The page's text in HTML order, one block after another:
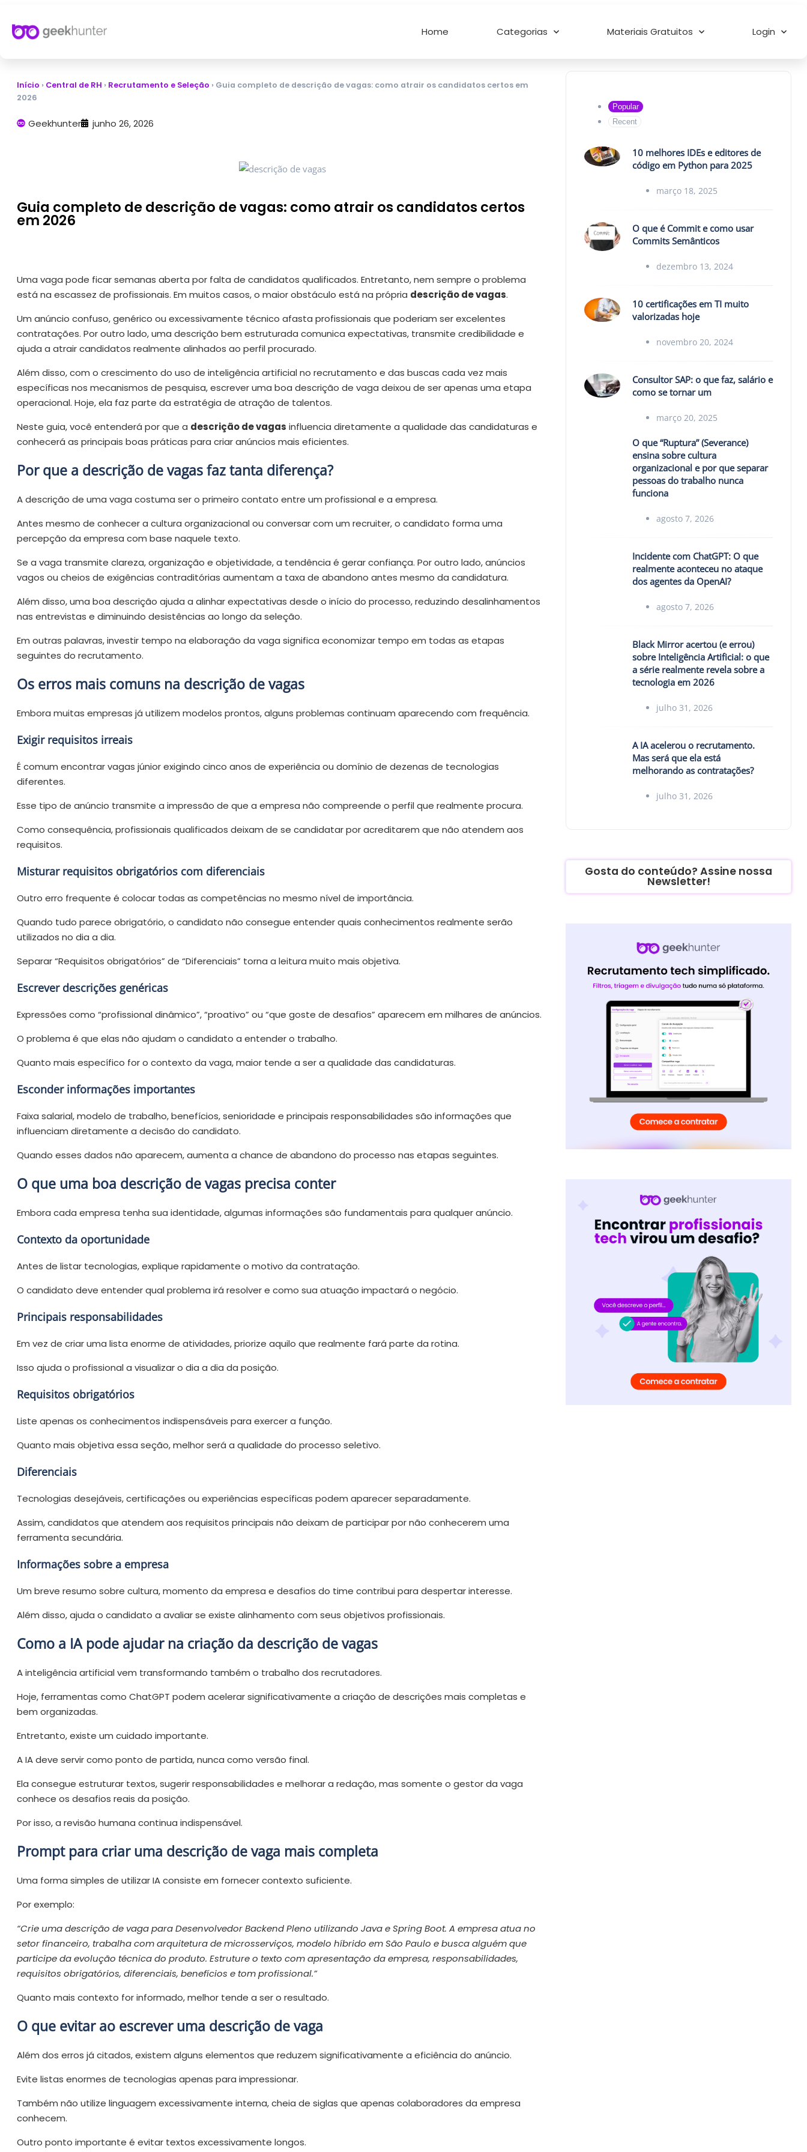
Home Categorias Materiais Gratuitos Login
Início › Central de RH › Recrutamento e Seleção › Guia completo de descrição de vagas: como atrair os candidatos certos em
2026
Geekhunter junho 26, 2026
Guia completo de descrição de vagas: como atrair os candidatos certos
em 2026
Uma vaga pode ficar semanas aberta por falta de candidatos qualificados. Entretanto, nem sempre o problema
está na escassez de profissionais. Em muitos casos, o maior obstáculo está na própria descrição de vagas.
Um anúncio confuso, genérico ou excessivamente técnico afasta profissionais que poderiam ser excelentes
contratações. Por outro lado, uma descrição bem estruturada comunica expectativas, transmite credibilidade e
ajuda a atrair candidatos realmente alinhados ao perfil procurado.
Além disso, com o crescimento do uso de inteligência artificial no recrutamento e das buscas cada vez mais
específicas nos mecanismos de pesquisa, escrever uma boa descrição de vaga deixou de ser apenas uma etapa
operacional. Hoje, ela faz parte da estratégia de atração de talentos.
Neste guia, você entenderá por que a descrição de vagas influencia diretamente a qualidade das candidaturas e
conhecerá as principais boas práticas para criar anúncios mais eficientes.
Por que a descrição de vagas faz tanta diferença?
A descrição de uma vaga costuma ser o primeiro contato entre um profissional e a empresa.
Antes mesmo de conhecer a cultura organizacional ou conversar com um recruiter, o candidato forma uma
percepção da empresa com base naquele texto.
Se a vaga transmite clareza, organização e objetividade, a tendência é gerar confiança. Por outro lado, anúncios
vagos ou cheios de exigências contraditórias aumentam a taxa de abandono antes mesmo da candidatura.
Além disso, uma boa descrição ajuda a alinhar expectativas desde o início do processo, reduzindo desalinhamentos
nas entrevistas e diminuindo desistências ao longo da seleção.
Em outras palavras, investir tempo na elaboração da vaga significa economizar tempo em todas as etapas
seguintes do recrutamento.
Os erros mais comuns na descrição de vagas
Embora muitas empresas já utilizem modelos prontos, alguns problemas continuam aparecendo com frequência.
Exigir requisitos irreais
É comum encontrar vagas júnior exigindo cinco anos de experiência ou domínio de dezenas de tecnologias
diferentes.
Esse tipo de anúncio transmite a impressão de que a empresa não compreende o perfil que realmente procura.
Como consequência, profissionais qualificados deixam de se candidatar por acreditarem que não atendem aos
requisitos.
Misturar requisitos obrigatórios com diferenciais
Outro erro frequente é colocar todas as competências no mesmo nível de importância.
Quando tudo parece obrigatório, o candidato não consegue entender quais conhecimentos realmente serão
utilizados no dia a dia.
Separar “Requisitos obrigatórios” de “Diferenciais” torna a leitura muito mais objetiva.
Escrever descrições genéricas
Expressões como “profissional dinâmico”, “proativo” ou “que goste de desafios” aparecem em milhares de anúncios.
O problema é que elas não ajudam o candidato a entender o trabalho.
Quanto mais específico for o contexto da vaga, maior tende a ser a qualidade das candidaturas.
Esconder informações importantes
Faixa salarial, modelo de trabalho, benefícios, senioridade e principais responsabilidades são informações que
influenciam diretamente a decisão do candidato.
Quando esses dados não aparecem, aumenta a chance de abandono do processo nas etapas seguintes.
O que uma boa descrição de vagas precisa conter
Embora cada empresa tenha sua identidade, algumas informações são fundamentais para qualquer anúncio.
Contexto da oportunidade
Antes de listar tecnologias, explique rapidamente o motivo da contratação.
O candidato deve entender qual problema irá resolver e como sua atuação impactará o negócio.
Principais responsabilidades
Em vez de criar uma lista enorme de atividades, priorize aquilo que realmente fará parte da rotina.
Isso ajuda o profissional a visualizar o dia a dia da posição.
Requisitos obrigatórios
Liste apenas os conhecimentos indispensáveis para exercer a função.
Quanto mais objetiva essa seção, melhor será a qualidade do processo seletivo.
Diferenciais
Tecnologias desejáveis, certificações ou experiências específicas podem aparecer separadamente.
Assim, candidatos que atendem aos requisitos principais não deixam de participar por não conhecerem uma
ferramenta secundária.
Informações sobre a empresa
Um breve resumo sobre cultura, momento da empresa e desafios do time contribui para despertar interesse.
Além disso, ajuda o candidato a avaliar se existe alinhamento com seus objetivos profissionais.
Como a IA pode ajudar na criação da descrição de vagas
A inteligência artificial vem transformando também o trabalho dos recrutadores.
Hoje, ferramentas como ChatGPT podem acelerar significativamente a criação de descrições mais completas e
bem organizadas.
Entretanto, existe um cuidado importante.
A IA deve servir como ponto de partida, nunca como versão final.
Ela consegue estruturar textos, sugerir responsabilidades e melhorar a redação, mas somente o gestor da vaga
conhece os desafios reais da posição.
Por isso, a revisão humana continua indispensável.
Prompt para criar uma descrição de vaga mais completa
Uma forma simples de utilizar IA consiste em fornecer contexto suficiente.
Por exemplo:
“Crie uma descrição de vaga para Desenvolvedor Backend Pleno utilizando Java e Spring Boot. A empresa atua no
setor financeiro, trabalha com arquitetura de microsserviços, modelo híbrido em São Paulo e busca alguém que
participe da evolução técnica do produto. Estruture o texto com apresentação da empresa, responsabilidades,
requisitos obrigatórios, diferenciais, benefícios e tom profissional.”
Quanto mais contexto for informado, melhor tende a ser o resultado.
O que evitar ao escrever uma descrição de vaga
Além dos erros já citados, existem alguns elementos que reduzem significativamente a eficiência do anúncio.
Evite listas enormes de tecnologias apenas para impressionar.
Também não utilize linguagem excessivamente interna, cheia de siglas que apenas colaboradores da empresa
conhecem.
Outro ponto importante é evitar textos excessivamente longos.
Popular
Recent
10 melhores IDEs e editores de
código em Python para 2025
março 18, 2025
O que é Commit e como usar
Commits Semânticos
dezembro 13, 2024
10 certificações em TI muito
valorizadas hoje
novembro 20, 2024
Consultor SAP: o que faz, salário e
como se tornar um
março 20, 2025
O que “Ruptura” (Severance)
ensina sobre cultura
organizacional e por que separar
pessoas do trabalho nunca
funciona
agosto 7, 2026
Incidente com ChatGPT: O que
realmente aconteceu no ataque
dos agentes da OpenAI?
agosto 7, 2026
Black Mirror acertou (e errou)
sobre Inteligência Artificial: o que
a série realmente revela sobre a
tecnologia em 2026
julho 31, 2026
A IA acelerou o recrutamento.
Mas será que ela está
melhorando as contratações?
julho 31, 2026
Gosta do conteúdo? Assine nossa
Newsletter!